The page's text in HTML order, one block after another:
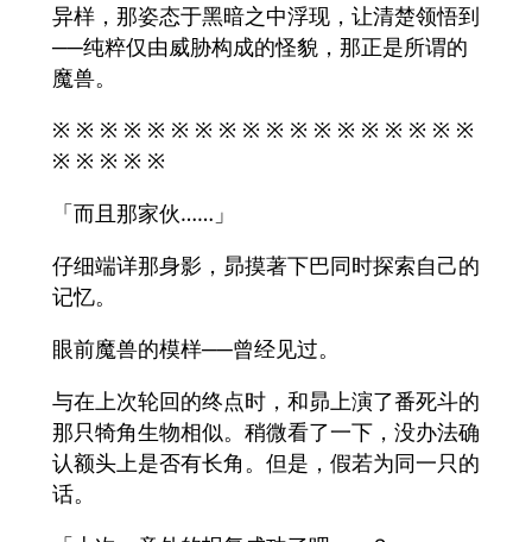
异样，那姿态于黑暗之中浮现，让清楚领悟到
──纯粹仅由威胁构成的怪貌，那正是所谓的
魔兽。
※ ※ ※ ※ ※ ※ ※ ※ ※ ※ ※ ※ ※ ※ ※ ※ ※ ※
※ ※ ※ ※ ※
「而且那家伙……」
仔细端详那身影，昴摸著下巴同时探索自己的
记忆。
眼前魔兽的模样──曾经见过。
与在上次轮回的终点时，和昴上演了番死斗的
那只犄角生物相似。稍微看了一下，没办法确
认额头上是否有长角。但是，假若为同一只的
话。